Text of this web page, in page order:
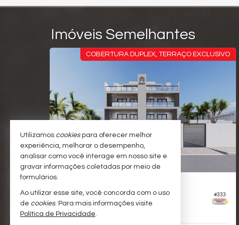
Imóveis Semelhantes
#332
COBERTURA DUPLEX, TERRAÇO EXCLUSIVO
#333
Cobertura Duplex no Edifício Summit
3 2
Utilizamos cookiespara oferecer melhor
experiência, melhorar o desempenho,
analisar como você interage em nosso site e
gravar informações coletadas por meio de
formulários.
Ao utilizar esse site, você concorda com o uso
de cookies. Para mais informações visite
Política de Privacidade.